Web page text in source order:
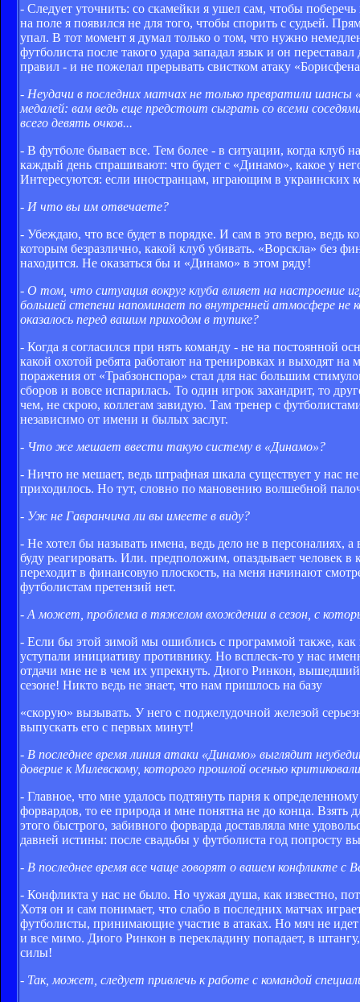
- Следует уточнить: со скамейки я ушел сам, чтобы
на поле я появился не для того, чтобы спорить с судьей.
упал. В тот момент я думал только о том, что нужно
футболиста после такого удара западал язык и он
правил - и не пожелал прерывать свистком атаку
- Неудачи в последних матчах не только превратили шансы
медалей: вам ведь еще предстоит сыграть со всеми
всего девять очков...
- В футболе бывает все. Тем более - в ситуации, когда клуб
каждый день спрашивают: что будет с «Динамо», какое у
Интересуются: если иностранцам, играющим в украинских
- И что вы им отвечаете?
- Убеждаю, что все будет в порядке. И сам в это верю, ведь
которым безразлично, какой клуб убивать. «Ворскла» без
находится. Не оказаться бы и «Динамо» в этом ряду!
- О том, что ситуация вокруг клуба влияет на настроение
большей степени напоминает по внутренней атмосфере не
оказалось перед вашим приходом в тупике?
- Когда я согласился при нять команду - не на постоянной
какой охотой ребята работают на тренировках и выходят
поражения от «Трабзонспора» стал для нас большим
сборов и вовсе испарилась. То один игрок захандрит, то
чем, не скрою, коллегам завидую. Там тренер с
независимо от имени и былых заслуг.
- Что же мешает ввести такую систему в «Динамо»?
- Ничто не мешает, ведь штрафная шкала существует у нас
приходилось. Но тут, словно по мановению волшебной
- Уж не Гавранчича ли вы имеете в виду?
- Не хотел бы называть имена, ведь дело не в персоналиях,
буду реагировать. Или. предположим, опаздывает человек
переходит в финансовую плоскость, на меня начинают
футболистам претензий нет.
- А может, проблема в тяжелом вхождении в сезон, с
- Если бы этой зимой мы ошиблись с программой также,
уступали инициативу противнику. Но всплеск-то у нас
отдачи мне не в чем их упрекнуть. Диого Ринкон, вышедший
сезоне! Никто ведь не знает, что нам пришлось на базу
«скорую» вызывать. У него с поджелудочной железой
выпускать его с первых минут!
- В последнее время линия атаки «Динамо» выглядит
доверие к Милевскому, которого прошлой осенью
- Главное, что мне удалось подтянуть парня к
форвардов, то ее природа и мне понятна не до конца.
этого быстрого, забивного форварда доставляла мне
давней истины: после свадьбы у футболиста год попросту
- В последнее время все чаще говорят о вашем конфликте с
- Конфликта у нас не было. Но чужая душа, как известно,
Хотя он и сам понимает, что слабо в последних матчах
футболисты, принимающие участие в атаках. Но мяч не
и все мимо. Диого Ринкон в перекладину попадает, в
силы!
- Так, может, следует привлечь к работе с командой